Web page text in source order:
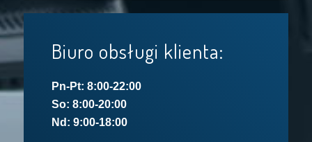
Biuro obsługi klienta:
Pn-Pt: 8:00-22:00
So: 8:00-20:00
Nd: 9:00-18:00